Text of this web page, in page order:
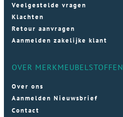
Veelgestelde vragen
Klachten
Retour aanvragen
Aanmelden zakelijke klant
OVER MERKMEUBELSTOFFEN
Over ons
Aanmelden Nieuwsbrief
Contact